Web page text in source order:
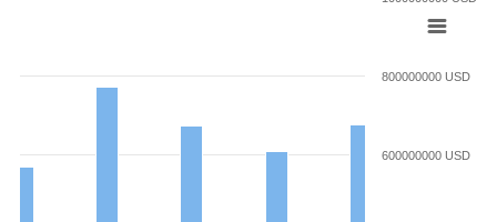
600000000 USD
800000000 USD